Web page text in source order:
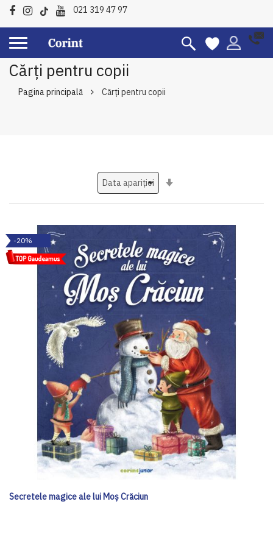
021 319 47 97
Cărți pentru copii
Pagina principală Cărți pentru copii
-20%
Secretele magice ale lui Moş Crăciun